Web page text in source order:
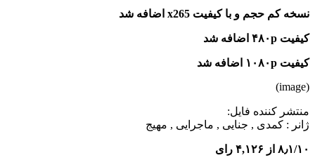
نسخه کم حجم و با کیفیت x265 اضافه شد
کیفیت ۴۸۰p اضافه شد
کیفیت ۱۰۸۰p اضافه شد
(image)
منتشر کننده فایل:
ژانر : کمدی , جنایی , ماجرایی , مهیج
۸٫۱/۱۰ از ۴,۱۲۶ رای